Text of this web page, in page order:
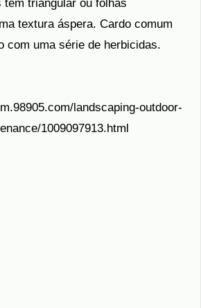
têm triangular ou folhas
textura áspera. Cardo comum
com uma série de herbicidas.
landscaping-outdoor-
1009097913.html